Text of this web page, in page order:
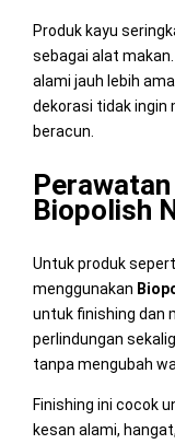
Produk kayu
sebagai alat
alami jauh lebih
dekorasi tidak ingin
beracun.
Biopolish
Untuk produk
menggunakan
untuk finishing dan
perlindungan
tanpa mengubah
Finishing ini cocok
kesan alami,